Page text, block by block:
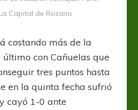
Capital de Rosario
costando más de la
con Cañuelas que
tres puntos hasta
en la quinta fecha sufrió
cayó 1-0 ante